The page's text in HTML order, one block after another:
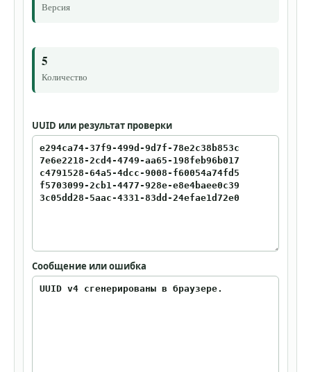
Версия
5
Количество
UUID или результат проверки
Сообщение или ошибка